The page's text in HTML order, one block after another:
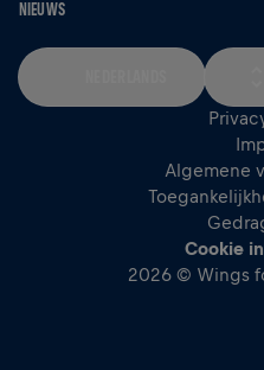
NIEUWS
Algemene
Cookie
2026 © Wings